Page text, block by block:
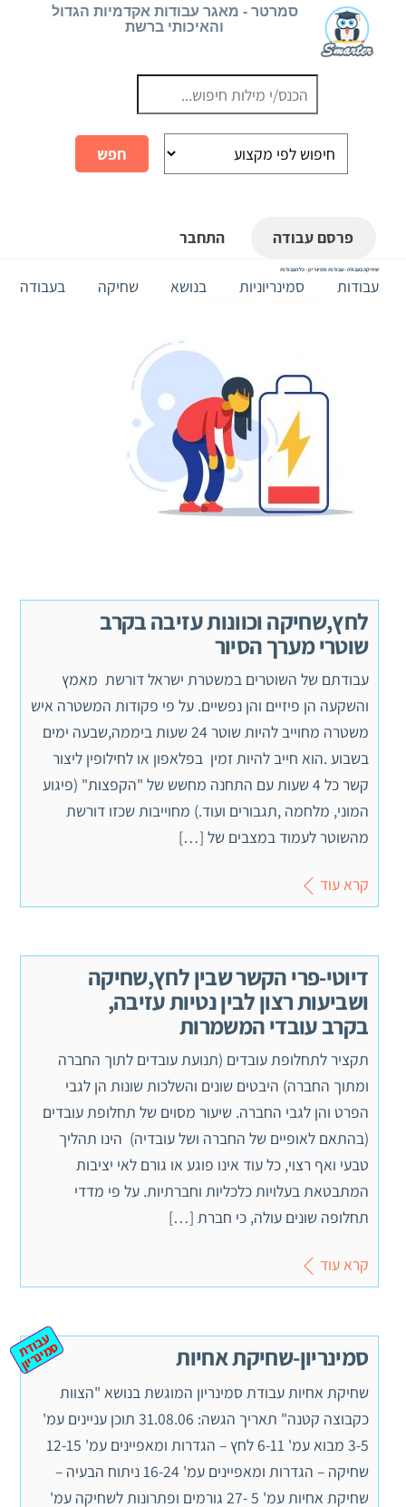
סמרטר - מאגר עבודות אקדמיות הגדול
והאיכותי ברשת
פרסם עבודה התחבר
שחיקה בעבודה - עבודות סמינריון - כל העבודות
עבודות סמינריוניות בנושא שחיקה בעבודה
לחץ,שחיקה וכוונות עזיבה בקרב
שוטרי מערך הסיור
עבודתם של השוטרים במשטרת ישראל דורשת מאמץ
והשקעה הן פיזיים והן נפשיים. על פי פקודות המשטרה איש
משטרה מחוייב להיות שוטר 24 שעות ביממה,שבעה ימים
בשבוע .הוא חייב להיות זמין בפלאפון או לחילופין ליצור
קשר כל 4 שעות עם התחנה מחשש של "הקפצות" (פיגוע
המוני, מלחמה ,תגבורים ועוד.) מחוייבות שכזו דורשת
מהשוטר לעמוד במצבים של […]
קרא עוד
דיוטי-פרי הקשר שבין לחץ,שחיקה
ושביעות רצון לבין נטיות עזיבה,
בקרב עובדי המשמרות
תקציר לתחלופת עובדים (תנועת עובדים לתוך החברה
ומתוך החברה) היבטים שונים והשלכות שונות הן לגבי
הפרט והן לגבי החברה. שיעור מסוים של תחלופת עובדים
(בהתאם לאופיים של החברה ושל עובדיה) הינו תהליך
טבעי ואף רצוי, כל עוד אינו פוגע או גורם לאי יציבות
המתבטאת בעלויות כלכליות וחברתיות. על פי מדדי
תחלופה שונים עולה, כי חברת […]
קרא עוד
סמינריון-שחיקת אחיות ע
ב
וד
ת
ס
מ
ינ
ר
יון
שחיקת אחיות עבודת סמינריון המוגשת בנושא "הצוות
כקבוצה קטנה" תאריך הגשה: 31.08.06 תוכן עניינים עמ'
3-5 מבוא עמ' 6-11 לחץ – הגדרות ומאפיינים עמ' 12-15
שחיקה – הגדרות ומאפיינים עמ' 16-24 ניתוח הבעיה –
שחיקת אחיות עמ' 5 -27 גורמים ופתרונות לשחיקה עמ'